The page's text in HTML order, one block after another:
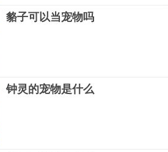
貉子可以当宠物吗
钟灵的宠物是什么